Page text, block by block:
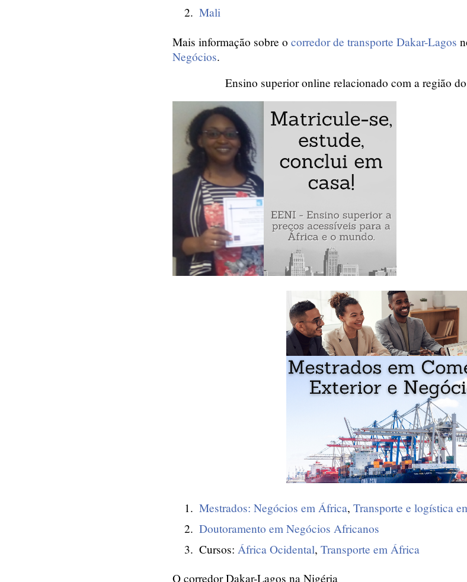
Mali
Mais informação sobre o corredor de transporte Dakar-Lagos
Negócios.
Ensino superior online relacionado com a região
Mestrados: Negócios em África, Transporte e logística
Doutoramento em Negócios Africanos
Cursos: África Ocidental, Transporte em África
O corredor Dakar-Lagos na Nigéria